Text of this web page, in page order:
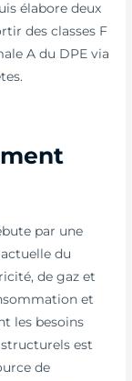
élabore deux
des classes F
A du DPE via
par une
du
de gaz et
et
les besoins
est
de